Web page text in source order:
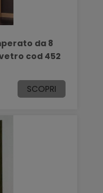
da 8
cod 452
SCOPRI